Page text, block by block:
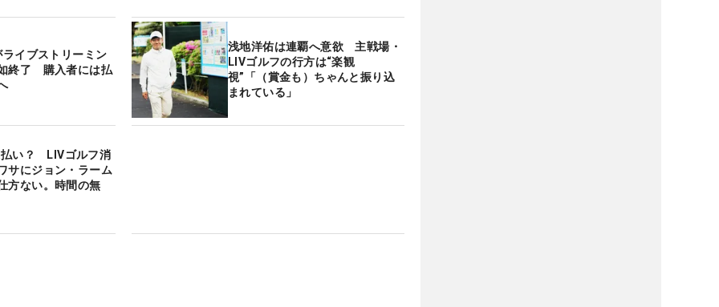
イブストリーミン
終了 購入者には払
浅地洋佑は連覇へ意欲 主戦場・
LIVゴルフの行方は“楽観
視”「（賞金も）ちゃんと振り込
まれている」
い？ LIVゴルフ消
サにジョン・ラーム
方ない。時間の無